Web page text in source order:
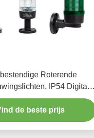
Roterende
IP54 Digitale
de beste prijs